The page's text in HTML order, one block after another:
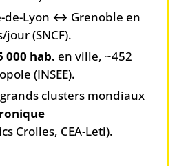
de-Lyon ↔ Grenoble en
jour (SNCF).
000 hab. en ville, ~452
(INSEE).
clusters mondiaux
Crolles, CEA-Leti).